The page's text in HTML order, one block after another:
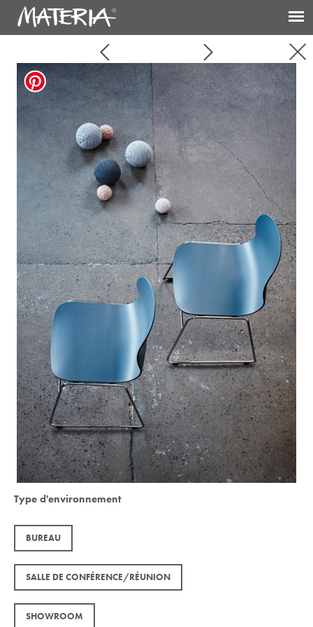
Type d'environnement
BUREAU
SALLE DE CONFÉRENCE/RÉUNION
SHOWROOM